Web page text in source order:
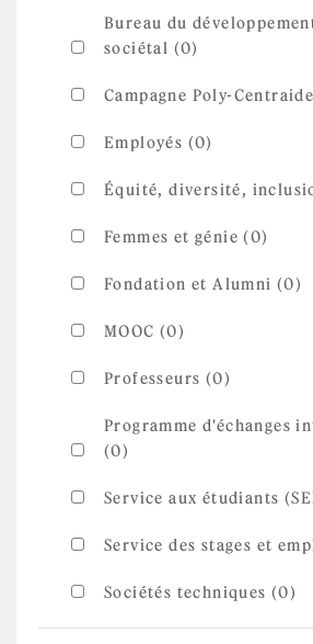
Bureau du
sociétal (0)
Campagne Poly-
Employés (0)
Équité, diversité,
Femmes et génie (0)
Fondation et Alumni (0)
MOOC (0)
Professeurs (0)
Programme d'échanges
(0)
Service aux étudiants
Service des stages et
Sociétés techniques (0)